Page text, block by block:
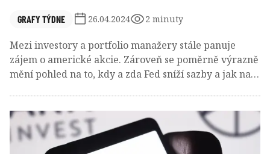
GRAFY TÝDNE 26.04.2024 2 minuty
Mezi investory a portfolio manažery stále panuje
zájem o americké akcie. Zároveň se poměrně výrazně
mění pohled na to, kdy a zda Fed sníží sazby a jak na